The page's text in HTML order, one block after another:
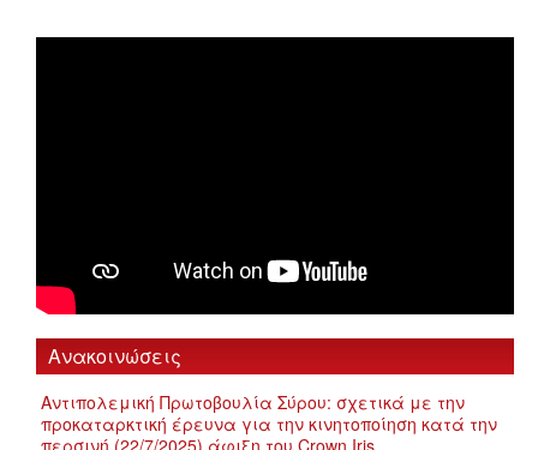
Ανακοινώσεις
Αντιπολεμική Πρωτοβουλία Σύρου: σχετικά με την
προκαταρκτική έρευνα για την κινητοποίηση κατά την